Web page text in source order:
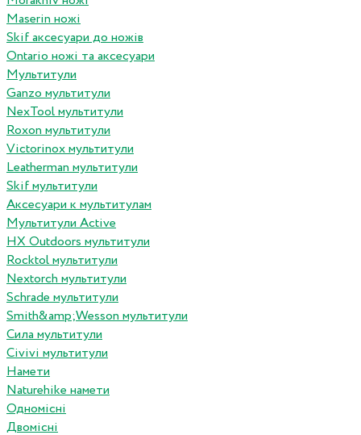
Maserin ножі
Skif аксесуари до ножів
Ontario ножі та аксесуари
Мультитули
Ganzo мультитули
NexTool мультитули
Roxon мультитули
Victorinox мультитули
Leatherman мультитули
Skif мультитули
Аксесуари к мультитулам
Мультитули Active
HX Outdoors мультитули
Rocktol мультитули
Nextorch мультитули
Schrade мультитули
Smith&amp;Wesson мультитули
Сила мультитули
Civivi мультитули
Намети
Naturehike намети
Одномісні
Двомісні